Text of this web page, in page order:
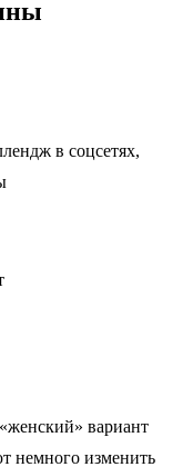
вариант
немного изменить